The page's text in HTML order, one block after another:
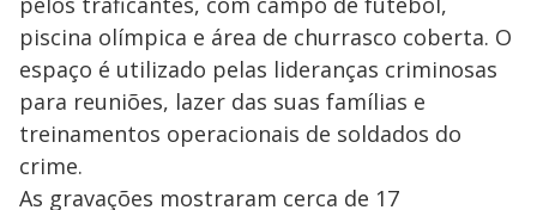
piscina olímpica e área de churrasco coberta. O
espaço é utilizado pelas lideranças criminosas
para reuniões, lazer das suas famílias e
treinamentos operacionais de soldados do
crime.
As gravações mostraram cerca de 17